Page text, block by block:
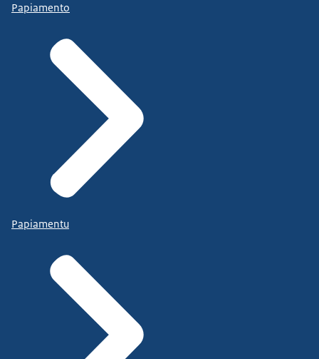
Papiamento
Papiamentu